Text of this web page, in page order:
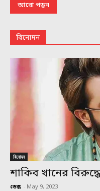
আরো পড়ুন
বিনোদন
বিনোদন
শাকিব খানের
ডেস্ক - May 9, 2023